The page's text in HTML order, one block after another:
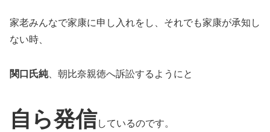
家老みんなで家康に申し入れをし、それでも家康が承知し
ない時、
関口氏純、朝比奈親徳へ訴訟するようにと
自ら発信しているのです。